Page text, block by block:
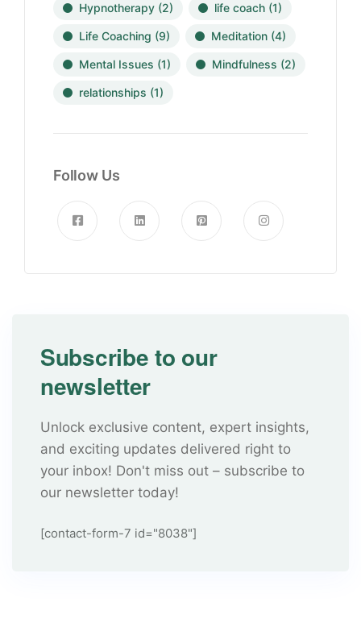
Hypnotherapy (2) life coach (1)
Life Coaching (9) Meditation (4)
Mental Issues (1) Mindfulness (2)
relationships (1)
Follow Us
Subscribe to our
newsletter
Unlock exclusive content, expert insights,
and exciting updates delivered right to
your inbox! Don't miss out – subscribe to
our newsletter today!
[contact-form-7 id="8038"]